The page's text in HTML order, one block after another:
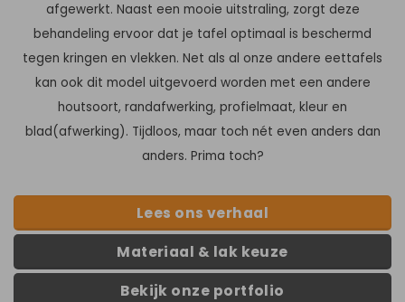
afgewerkt. Naast een mooie uitstraling, zorgt deze
behandeling ervoor dat je tafel optimaal is beschermd
tegen kringen en vlekken. Net als al onze andere eettafels
kan ook dit model uitgevoerd worden met een andere
houtsoort, randafwerking, profielmaat, kleur en
blad(afwerking). Tijdloos, maar toch nét even anders dan
anders. Prima toch?
Lees ons verhaal
Materiaal & lak keuze
Bekijk onze portfolio